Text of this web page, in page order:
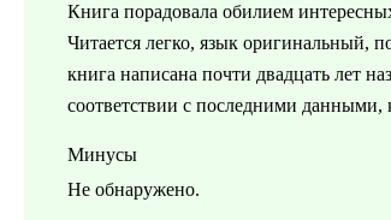
Книга порадовала обилием
Читается легко, язык оригинальный,
книга написана почти двадцать лет
соответствии с последними
Минусы
Не обнаружено.